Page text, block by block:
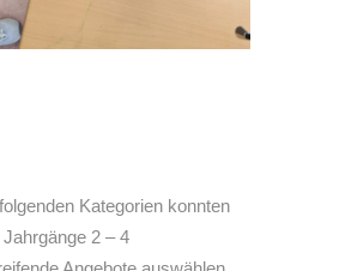
Kategorien konnten
2 – 4